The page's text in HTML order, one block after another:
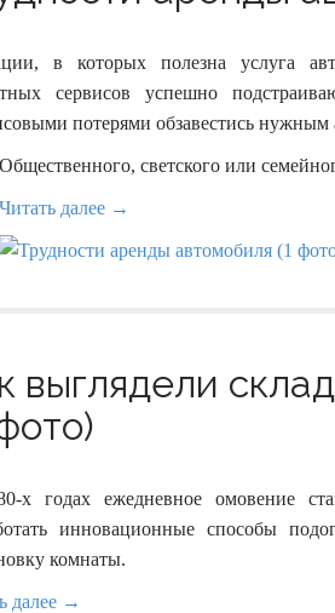
в которых полезна услуга
сервисов успешно
потерями обзавестись нужным
Общественного, светского или
Читать далее →
выглядели
х годах ежедневное омовение
инновационные способы
комнаты.
далее →